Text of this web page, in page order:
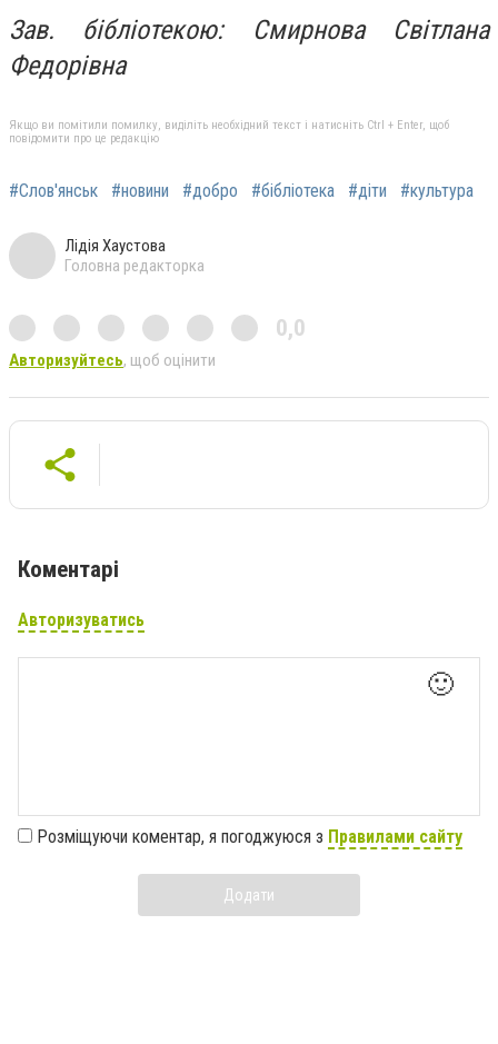
Зав. бібліотекою: Смирнова Світлана
Федорівна
Якщо ви помітили помилку, виділіть необхідний текст і натисніть Ctrl + Enter, щоб
повідомити про це редакцію
#Слов'янськ #новини #добро #бібліотека #діти #культура
Лідія Хаустова
Головна редакторка
0,0
Авторизуйтесь, щоб оцінити
Коментарі
Авторизуватись
🙂
Розміщуючи коментар, я погоджуюся з Правилами сайту
Додати